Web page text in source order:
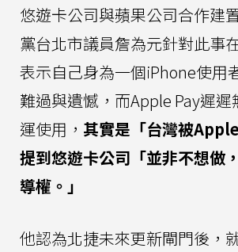
悠遊卡公司與蘋果公司合作建
黨台北市議員詹為元針對此事
表示自己身為一個iPhone使用
難過與遺憾，而Apple Pay遲
運使用， 其實是「台灣被
提到悠遊卡公司「並非不想做
導權。」
他認為北捷未來更新閘門後，